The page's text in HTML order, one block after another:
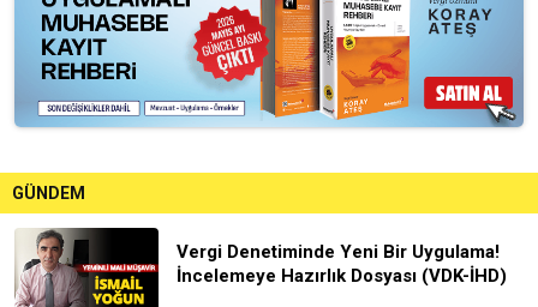
GÜNDEM
Vergi Denetiminde Yeni Bir Uygulama!
İncelemeye Hazırlık Dosyası (VDK-İHD)